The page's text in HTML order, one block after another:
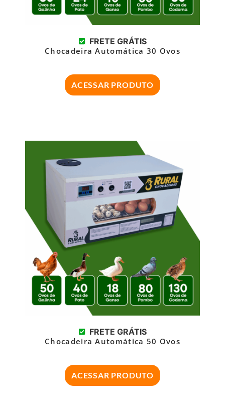
FRETE GRÁTIS
Chocadeira Automática 30 Ovos
ACESSAR PRODUTO
FRETE GRÁTIS
Chocadeira Automática 50 Ovos
ACESSAR PRODUTO